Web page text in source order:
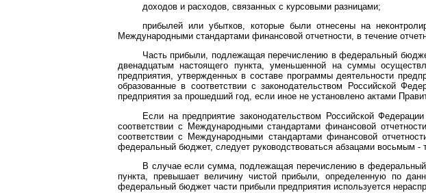
доходов и расходов, связанных с курсовыми разницами;
прибылей или убытков, которые были отнесены на
Международными стандартами финансовой отчетности, в течение
Часть прибыли, подлежащая перечислению в федеральный
двенадцатым настоящего пункта, уменьшенной на суммы
предприятия, утвержденных в составе программы деятельности
образованные в соответствии с законодательством Российской
предприятия за прошедший год, если иное не установлено актами
Если на предприятие законодательством Российской
соответствии с Международными стандартами финансовой
соответствии с Международными стандартами финансовой
федеральный бюджет, следует руководствоваться абзацами восьмым -
В случае если сумма, подлежащая перечислению в федеральный
пункта, превышает величину чистой прибыли, определенную по
федеральный бюджет части прибыли предприятия используется